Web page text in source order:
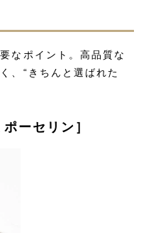
なポイント。高品質な
、“きちんと選ばれた
ーセリン］